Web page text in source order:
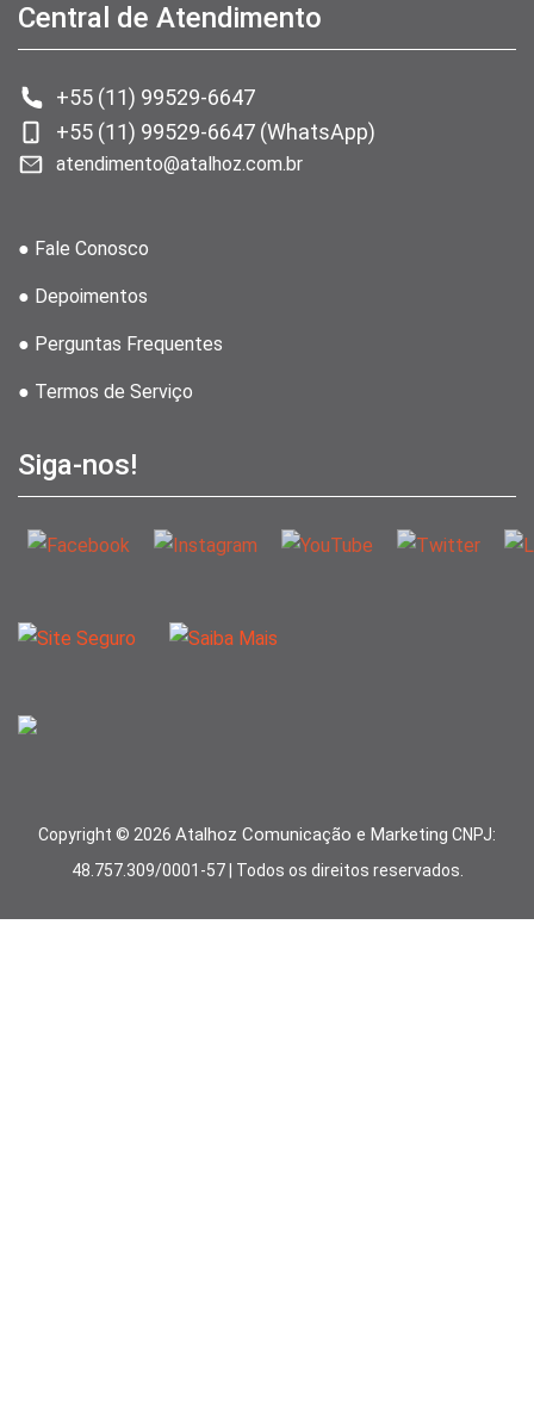
Central de Atendimento
+55 (11) 99529-6647
+55 (11) 99529-6647 (WhatsApp)
atendimento@atalhoz.com.br
● Fale Conosco
● Depoimentos
● Perguntas Frequentes
● Termos de Serviço
Siga-nos!
Copyright © 2026 Atalhoz Comunicação e Marketing CNPJ:
48.757.309/0001-57 | Todos os direitos reservados.